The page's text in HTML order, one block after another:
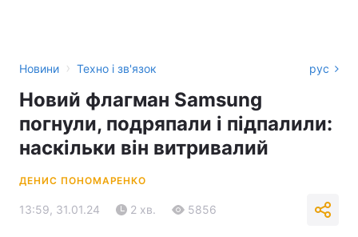
Новини › Техно і зв'язок рус
Новий флагман Samsung
погнули, подряпали і підпалили:
наскільки він витривалий
ДЕНИС ПОНОМАРЕНКО
13:59, 31.01.24 2 хв. 5856